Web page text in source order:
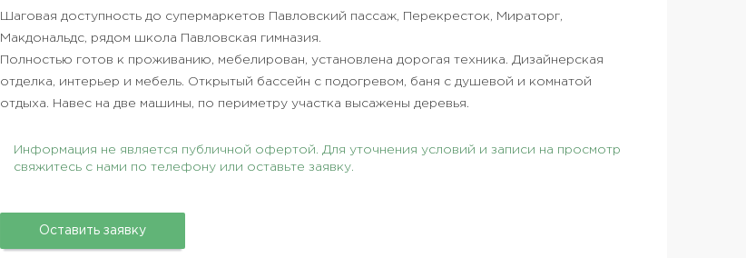
Шаговая доступность до супермаркетов Павловский пассаж, Перекресток, Мираторг,
Макдональдс, рядом школа Павловская гимназия.
Полностью готов к проживанию, мебелирован, установлена дорогая техника. Дизайнерская
отделка, интерьер и мебель. Открытый бассейн с подогревом, баня с душевой и комнатой
отдыха. Навес на две машины, по периметру участка высажены деревья.
Информация не является публичной офертой. Для уточнения условий и записи на просмотр
свяжитесь с нами по телефону или оставьте заявку.
Оставить заявку